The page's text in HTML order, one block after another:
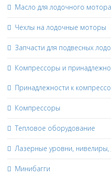
Масло для лодочного мотора
Чехлы на лодочные моторы
Запчасти для подвесных
Компрессоры и
Принадлежности к
Компрессоры
Тепловое оборудование
Лазерные уровни,
Минибагги